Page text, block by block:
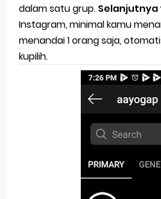
dalam satu grup.
Instagram, minimal kamu
menandai 1 orang saja,
kupilih.